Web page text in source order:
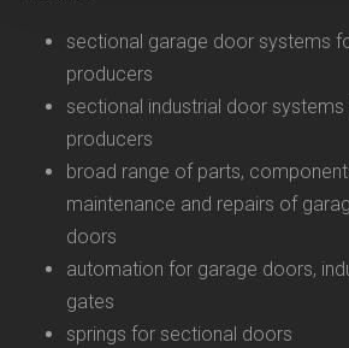
sectional garage door systems
producers
sectional industrial door
producers
broad range of parts,
maintenance and repairs of
doors
automation for garage doors,
gates
springs for sectional doors